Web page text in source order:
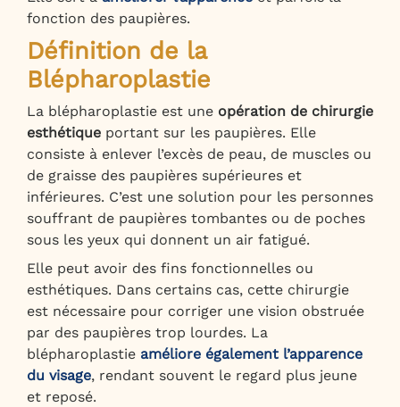
fonction des paupières.
Définition de la
Blépharoplastie
La blépharoplastie est une opération de chirurgie
esthétique portant sur les paupières. Elle
consiste à enlever l’excès de peau, de muscles ou
de graisse des paupières supérieures et
inférieures. C’est une solution pour les personnes
souffrant de paupières tombantes ou de poches
sous les yeux qui donnent un air fatigué.
Elle peut avoir des fins fonctionnelles ou
esthétiques. Dans certains cas, cette chirurgie
est nécessaire pour corriger une vision obstruée
par des paupières trop lourdes. La
blépharoplastie améliore également l’apparence
du visage, rendant souvent le regard plus jeune
et reposé.